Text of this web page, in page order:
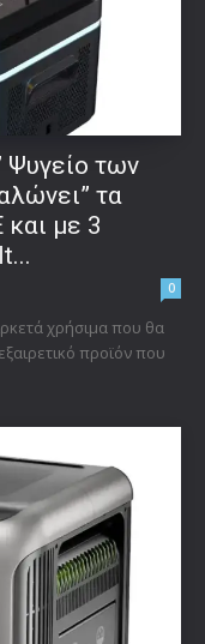
Ψυγείο των
τα
με 3
0
χρήσιμα που θα
προϊόν που